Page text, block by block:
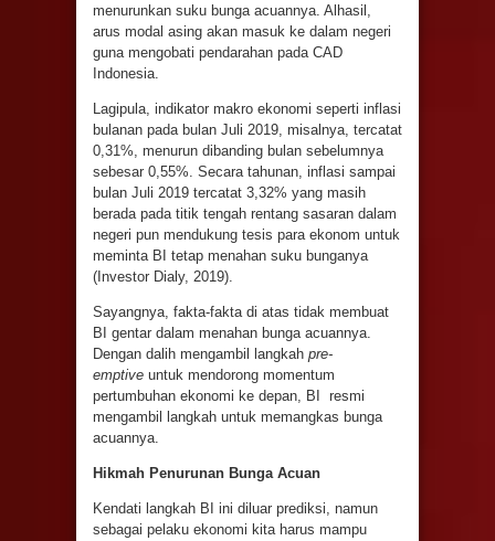
menurunkan suku bunga acuannya. Alhasil,
arus modal asing akan masuk ke dalam negeri
guna mengobati pendarahan pada CAD
Indonesia.
Lagipula, indikator makro ekonomi seperti inflasi
bulanan pada bulan Juli 2019, misalnya, tercatat
0,31%, menurun dibanding bulan sebelumnya
sebesar 0,55%. Secara tahunan, inflasi sampai
bulan Juli 2019 tercatat 3,32% yang masih
berada pada titik tengah rentang sasaran dalam
negeri pun mendukung tesis para ekonom untuk
meminta BI tetap menahan suku bunganya
(Investor Dialy, 2019).
Sayangnya, fakta-fakta di atas tidak membuat
BI gentar dalam menahan bunga acuannya.
Dengan dalih mengambil langkah pre-
emptive untuk mendorong momentum
pertumbuhan ekonomi ke depan, BI resmi
mengambil langkah untuk memangkas bunga
acuannya.
Hikmah Penurunan Bunga Acuan
Kendati langkah BI ini diluar prediksi, namun
sebagai pelaku ekonomi kita harus mampu